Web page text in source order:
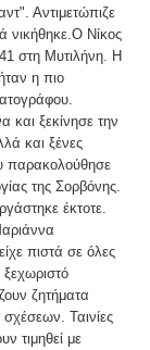
Αντιμετώπιζε
νικήθηκε.Ο Νίκος
στη Μυτιλήνη. Η
η πιο
και ξεκίνησε την
και ξένες
παρακολούθησε
της Σορβόνης.
έκτοτε.
πιστά σε όλες
ζητήματα
Ταινίες
τιμηθεί με